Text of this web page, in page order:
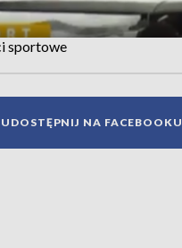
sportowe
UDOSTĘPNIJ NA FACEBOOKU